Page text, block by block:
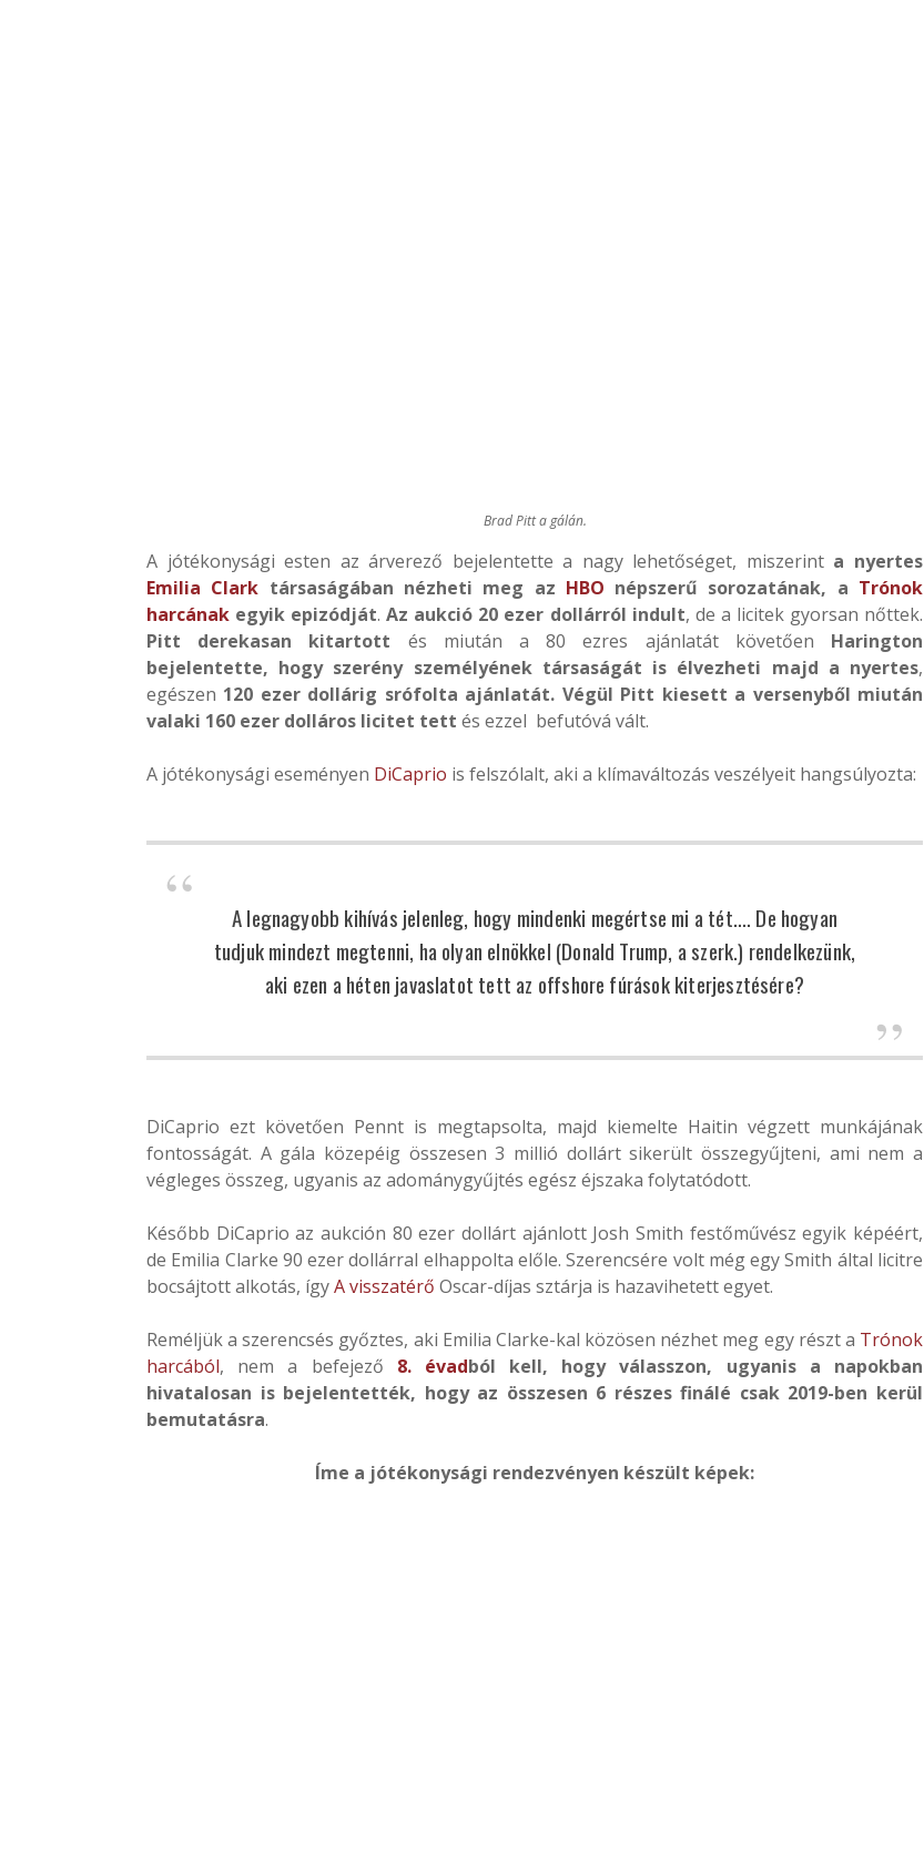
Brad Pitt a gálán.
A jótékonysági esten az árverező bejelentette a nagy lehetőséget, miszerint a nyertes
Emilia Clark társaságában nézheti meg az HBO népszerű sorozatának, a Trónok
harcának egyik epizódját.Az aukció 20 ezer dollárról indult, de a licitek gyorsan nőttek.
Pitt derekasan kitartott és miután a 80 ezres ajánlatát követően Harington
bejelentette, hogy szerény személyének társaságát is élvezheti majd a nyertes,
egészen 120 ezer dollárig srófolta ajánlatát. Végül Pitt kiesett a versenyből miután
valaki 160 ezer dolláros licitet tett és ezzel befutóvá vált.
A jótékonysági eseményen DiCaprio is felszólalt, aki a klímaváltozás veszélyeit hangsúlyozta:
A legnagyobb kihívás jelenleg, hogy mindenki megértse mi a tét…. De hogyan
tudjuk mindezt megtenni, ha olyan elnökkel (Donald Trump, a szerk.) rendelkezünk,
aki ezen a héten javaslatot tett az offshore fúrások kiterjesztésére?
DiCaprio ezt követően Pennt is megtapsolta, majd kiemelte Haitin végzett munkájának
fontosságát. A gála közepéig összesen 3 millió dollárt sikerült összegyűjteni, ami nem a
végleges összeg, ugyanis az adománygyűjtés egész éjszaka folytatódott.
Később DiCaprio az aukción 80 ezer dollárt ajánlott Josh Smith festőművész egyik képéért,
de Emilia Clarke 90 ezer dollárral elhappolta előle. Szerencsére volt még egy Smith által licitre
bocsájtott alkotás, ígyA visszatérő Oscar-díjas sztárja is hazavihetett egyet.
Reméljük a szerencsés győztes, aki Emilia Clarke-kal közösen nézhet meg egy részt a Trónok
harcából, nem a befejező 8. évadból kell, hogy válasszon, ugyanis a napokban
hivatalosan is bejelentették, hogy az összesen 6 részes finálé csak 2019-ben kerül
bemutatásra.
Íme a jótékonysági rendezvényen készült képek: